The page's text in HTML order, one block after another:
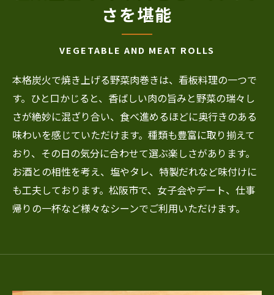
さを堪能
VEGETABLE AND MEAT ROLLS
本格炭火で焼き上げる野菜肉巻きは、看板料理の一つで
す。ひと口かじると、香ばしい肉の旨みと野菜の瑞々し
さが絶妙に混ざり合い、食べ進めるほどに奥行きのある
味わいを感じていただけます。種類も豊富に取り揃えて
おり、その日の気分に合わせて選ぶ楽しさがあります。
お酒との相性を考え、塩やタレ、特製だれなど味付けに
も工夫しております。松阪市で、女子会やデート、仕事
帰りの一杯など様々なシーンでご利用いただけます。